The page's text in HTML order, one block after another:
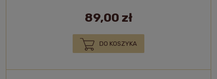
89,00 zł
DO KOSZYKA